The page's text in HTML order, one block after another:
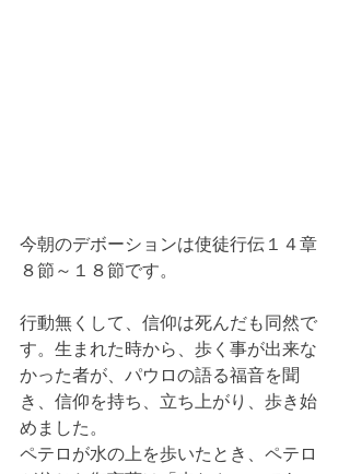
今朝のデボーションは使徒行伝１４章
８節～１８節です。
行動無くして、信仰は死んだも同然で
す。生まれた時から、歩く事が出来な
かった者が、パウロの語る福音を聞
き、信仰を持ち、立ち上がり、歩き始
めました。
ペテロが水の上を歩いたとき、ペテロ